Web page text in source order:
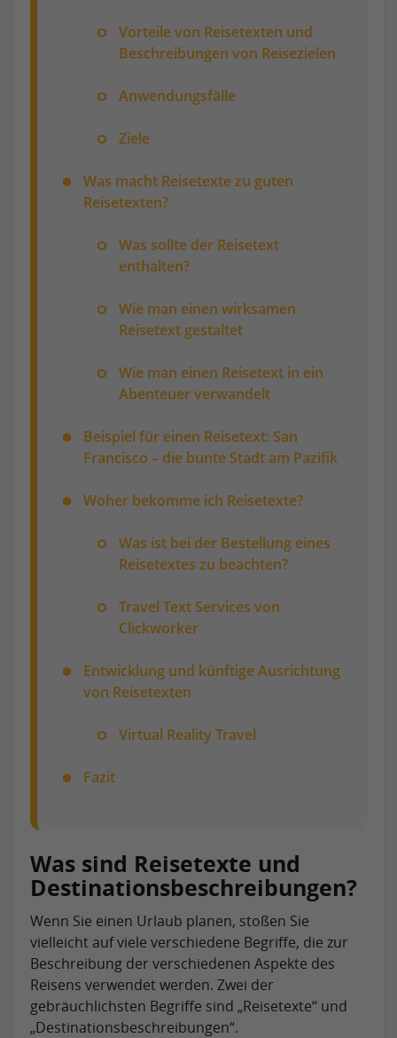
Vorteile von Reisetexten und
Beschreibungen von Reisezielen
Anwendungsfälle
Ziele
Was macht Reisetexte zu guten
Reisetexten?
Was sollte der Reisetext
enthalten?
Wie man einen wirksamen
Reisetext gestaltet
Wie man einen Reisetext in ein
Abenteuer verwandelt
Beispiel für einen Reisetext: San
Francisco – die bunte Stadt am Pazifik
Woher bekomme ich Reisetexte?
Was ist bei der Bestellung eines
Reisetextes zu beachten?
Travel Text Services von
Clickworker
Entwicklung und künftige Ausrichtung
von Reisetexten
Virtual Reality Travel
Fazit
Was sind Reisetexte und
Destinationsbeschreibungen?
Wenn Sie einen Urlaub planen, stoßen Sie
vielleicht auf viele verschiedene Begriffe, die zur
Beschreibung der verschiedenen Aspekte des
Reisens verwendet werden. Zwei der
gebräuchlichsten Begriffe sind Reisetexte und
Destinationsbeschreibungen .